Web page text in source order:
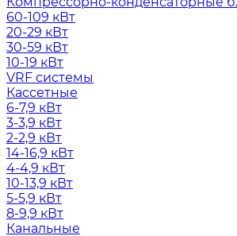
60-109 кВт
20-29 кВт
30-59 кВт
10-19 кВт
VRF системы
Кассетные
6-7,9 кВт
3-3,9 кВт
2-2,9 кВт
14-16,9 кВт
4-4,9 кВт
10-13,9 кВт
5-5,9 кВт
8-9,9 кВт
Канальные